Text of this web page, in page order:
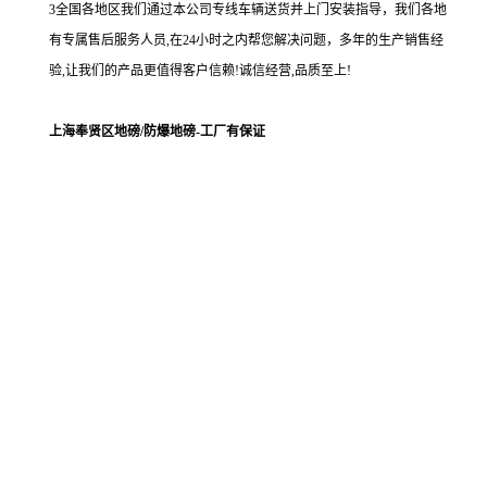
3全国各地区我们通过本公司专线车辆送货并上门安装指导，我们各地
有专属售后服务人员,在24小时之内帮您解决问题，多年的生产销售经
验,让我们的产品更值得客户信赖!诚信经营,品质至上!
上海奉贤区地磅/防爆地磅-工厂有保证